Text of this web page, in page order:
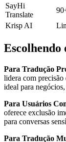
SayHi
Translate
Krisp AI
Para Tradução
lidera com
ideal para
Para Usuários
oferece exclusão
para conversas
Para Tradução